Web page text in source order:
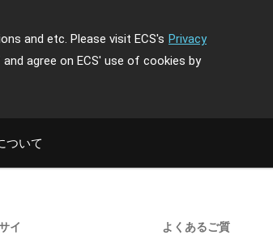
and etc. Please visit ECS's Privacy
agree on ECS' use of cookies by
ついて
イ よくあるご質